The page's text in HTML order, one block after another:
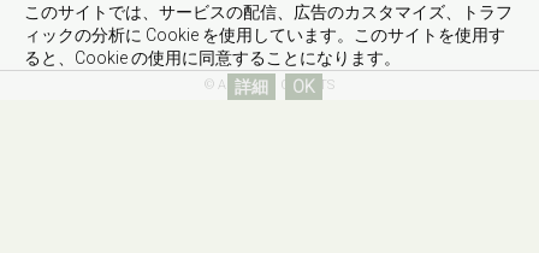
© Aki Lumi. CREDITS
このサイトでは、サービスの配信、広告のカスタマイズ、トラフ
ィックの分析に Cookie を使用しています。このサイトを使用す
ると、Cookie の使用に同意することになります。
詳細
OK